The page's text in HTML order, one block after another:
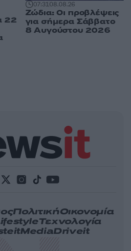
22
07:3108.08.26
Ζώδια: Οι προβλέψεις
για σήμερα Σάββατο
8 Αυγούστου 2026
ΠολιτικήΟικονομία
Τεχνολογία
MediaDriveit